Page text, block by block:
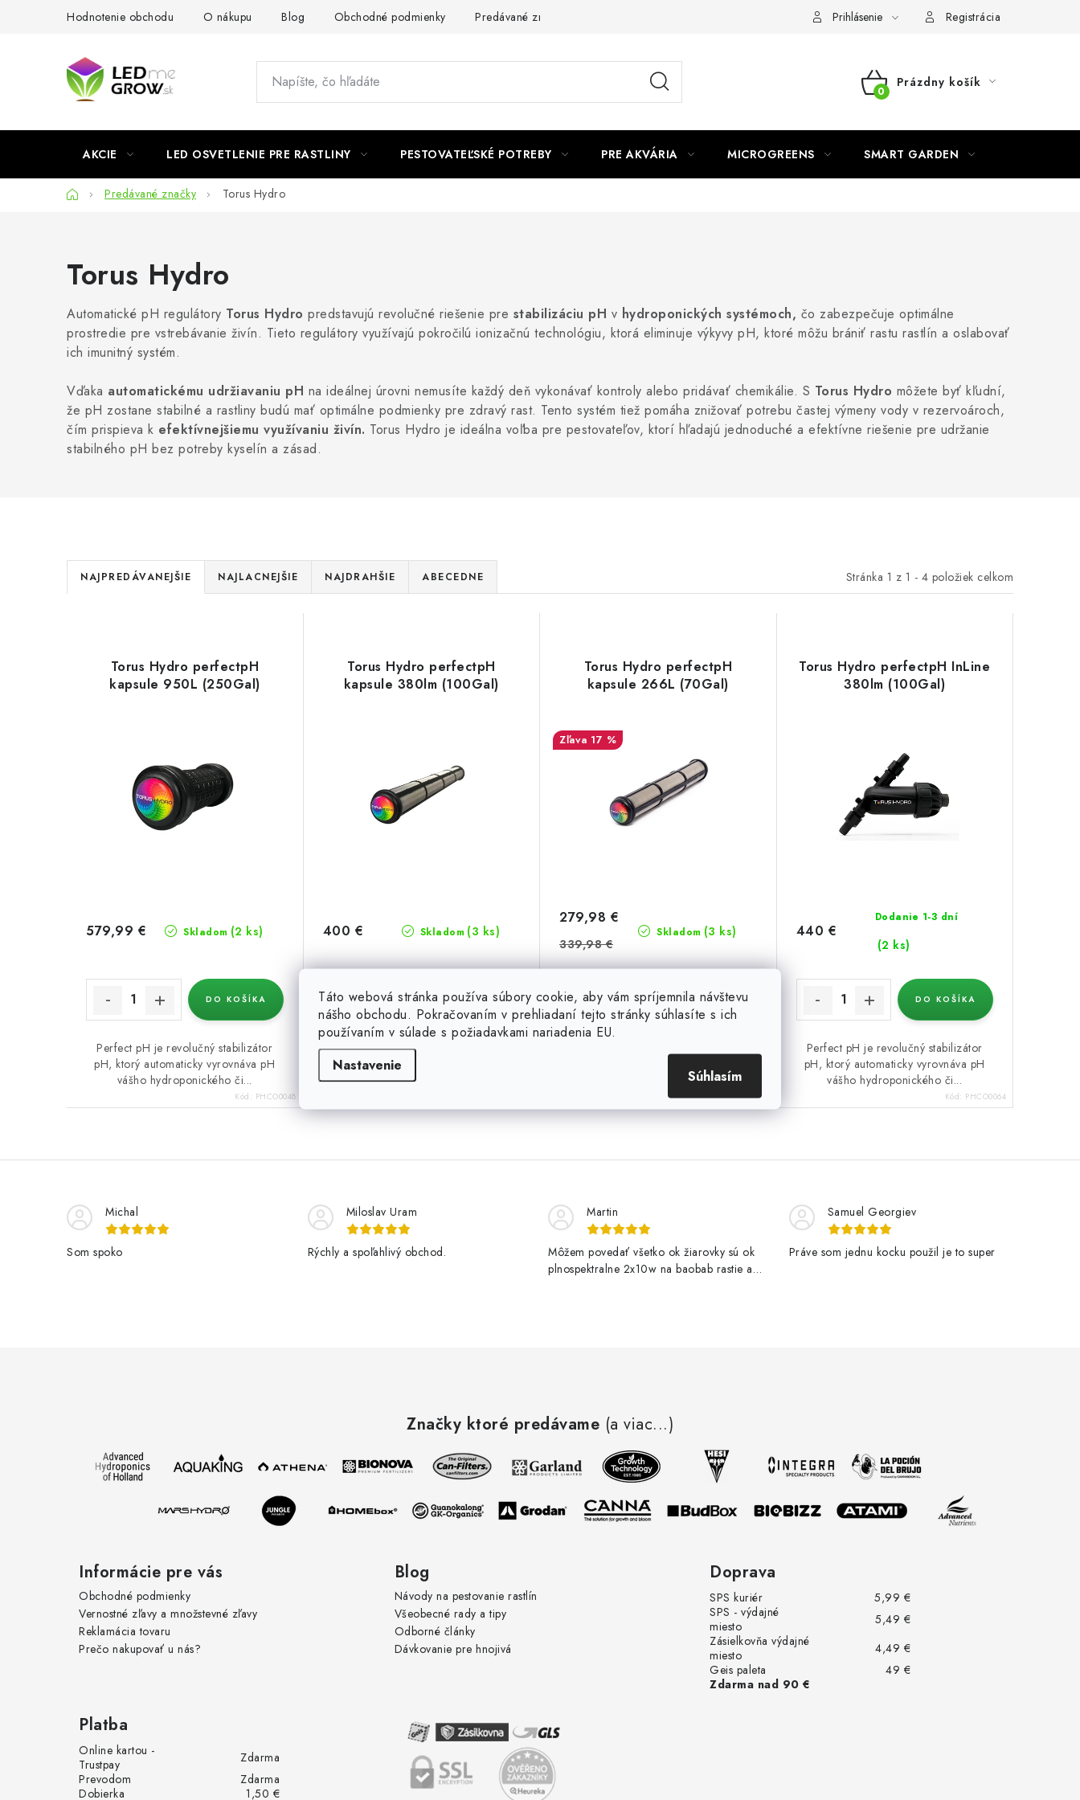
Táto webová stránka používa súbory cookie, aby vám spríjemnila návštevu
nášho obchodu. Pokračovaním v prehliadaní tejto stránky súhlasíte s ich
používaním v súlade s požiadavkami nariadenia EU.
Nastavenie
Súhlasím
Hodnotenie obchodu O nákupu Blog Obchodné podmienky Predávané značky Podmienky o ochrane osobných údajov
Prihlásenie Registrácia
NÁKUPNÝ
Prázdny košík
AKCIE LED OSVETLENIE PRE RASTLINY PESTOVATEĽSKÉ POTREBY PRE AKVÁRIA MICROGREENS SMART GARDEN
DomovPredávané značky Torus Hydro
Torus Hydro
Automatické pH regulátory Torus Hydro predstavujú revolučné riešenie pre stabilizáciu pH v hydroponických systémoch, čo zabezpečuje optimálne
prostredie pre vstrebávanie živín. Tieto regulátory využívajú pokročilú ionizačnú technológiu, ktorá eliminuje výkyvy pH, ktoré môžu brániť rastu rastlín a oslabovať
ich imunitný systém.
Vďaka automatickému udržiavaniu pH na ideálnej úrovni nemusíte každý deň vykonávať kontroly alebo pridávať chemikálie. S Torus Hydro môžete byť kľudní,
že pH zostane stabilné a rastliny budú mať optimálne podmienky pre zdravý rast. Tento systém tiež pomáha znižovať potrebu častej výmeny vody v rezervoároch,
čím prispieva k efektívnejšiemu využívaniu živín. Torus Hydro je ideálna voľba pre pestovateľov, ktorí hľadajú jednoduché a efektívne riešenie pre udržanie
stabilného pH bez potreby kyselín a zásad.
Stránka 1 z 1 - 4 položiek celkom
R
a
NAJPREDÁVANEJŠIE NAJLACNEJŠIE NAJDRAHŠIE ABECEDNE
Torus Hydro perfectpH
kapsule 950L (250Gal)
Skladom (2 ks)
579,99 €
DO KOŠÍKA
Perfect pH je revolučný stabilizátor
pH, ktorý automaticky vyrovnáva pH
vášho hydroponického či...
Kód: PHCO0048
Torus Hydro perfectpH
kapsule 380lm (100Gal)
Skladom (3 ks)
400 €
DO KOŠÍKA
Perfect pH je revolučný stabilizátor
pH, ktorý automaticky vyrovnáva pH
vášho hydroponického či...
Torus Hydro perfectpH
kapsule 266L (70Gal)
17 %
Skladom (3 ks)
279,98 €
339,98 €
DO KOŠÍKA
vášho hydroponického či...
Kód:PHCO0046
Torus Hydro perfectpH InLine
380lm (100Gal)
Dodanie 1-3 dní
(2 ks)
440 €
DO KOŠÍKA
Perfect pH je revolučný stabilizátor
pH, ktorý automaticky vyrovnáva pH
vášho hydroponického či...
Kód: PHCO0064
O
v
l
á
p
Michal
Som spoko
Miloslav Uram
Rýchly a spoľahlivý obchod.
Martin
Môžem povedať všetko ok žiarovky sú ok
plnospektralne 2x10w na baobab rastie a
Samuel Georgiev
Práve som jednu kocku použil je to super
Značky ktoré predávame (a viac...)
Informácie pre vás
Obchodné podmienky
Vernostné zľavy a množstevné zľavy
Reklamácia tovaru
Prečo nakupovať u nás?
Blog
Návody na pestovanie rastlín
Všeobecné rady a tipy
Odborné články
Dávkovanie pre hnojivá
Doprava
SPS kuriér
5,99 €
SPS - výdajné
miesto
5,49 €
Zásielkovňa výdajné
miesto
4,49 €
Geis paleta
49 €
Zdarma nad 90 €
Platba
Online kartou -
Trustpay
Zdarma
Prevodom
Zdarma
Dobierka
1,50 €